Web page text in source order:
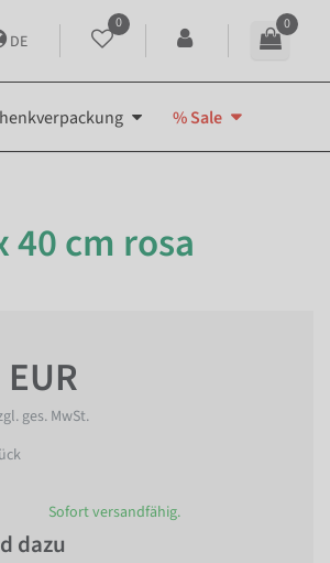
DE
0 0
% Sale
40 cm rosa
ges. MwSt.
Sofort versandfähig.
dazu